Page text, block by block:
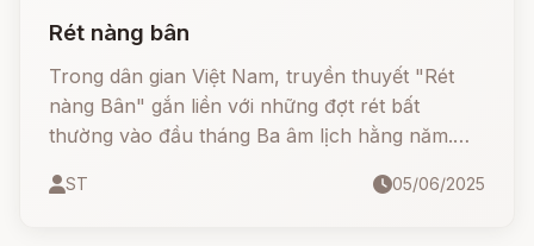
Rét nàng bân
Trong dân gian Việt Nam, truyền thuyết "Rét
nàng Bân" gắn liền với những đợt rét bất
thường vào đầu tháng Ba âm lịch hằng năm.
phụ nữ hiền hậu, kiên nhẫn và tận tụy, đã dệt
ST 05/06/2025